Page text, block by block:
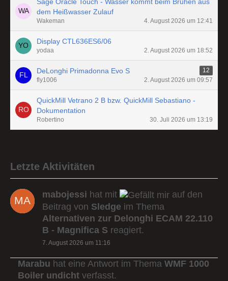
dem Heißwasser Zulauf
Wakeman 4. August 2026 um 12:41
Display CTL636ES6/06
yodaa 2. August 2026 um 18:52
DeLonghi Primadonna Evo S
12
fly1006
2. August 2026 um 09:57
QuickMill Vetrano 2 B bzw. QuickMill Sebastiano -
Dokumentation
Robertino 30. Juli 2026 um 13:19
Letzte Aktivitäten
mabojessi hat mit
auf den
Beitrag von Sledge im Thema
Alternativen zur Delonghi ECAM 22.110
B - Magnifica S reagiert.
7. August 2026 um 11:16
Marabu hat eine Antwort im Thema WMF 1000
Boiler undicht verfasst.